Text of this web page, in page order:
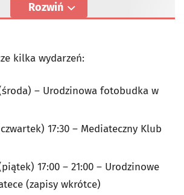
Rozwiń
kilka wydarzeń:
– Urodzinowa fotobudka w
17:30 – Mediateczny Klub
17:00 – 21:00 – Urodzinowe
(zapisy wkrótce)